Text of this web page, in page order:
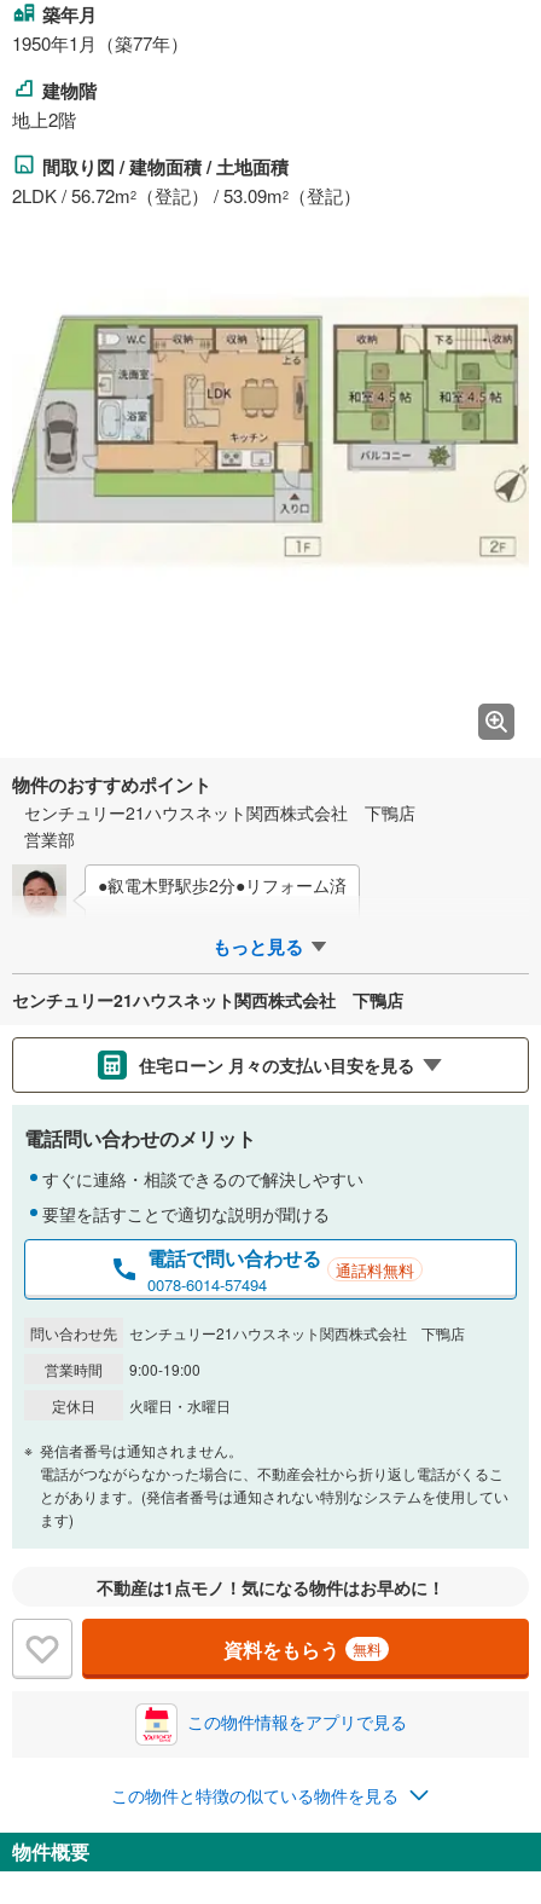
築年月
1950年1月（築77年）
建物階
地上2階
間取り図 / 建物面積 / 土地面積
2LDK / 56.72m2 （登記） / 53.09m2 （登記）
物件のおすすめポイント
センチュリー21ハウスネット関西株式会社 下鴨店
営業部
●叡電木野駅歩2分●リフォーム済
もっと見る
センチュリー21ハウスネット関西株式会社 下鴨店
住宅ローン 月々の支払い目安を見る
支払いの目安をシミュレーションすることができます。
金利
0.01%
一般的には最長35年まで借り入れ可能です。多くの金融機関
閉じる
頭金
0万円 1,500万円
自己資金から住宅購入にかけられる金額を入力してくださ
閉じる
ボーナス
万円
0円
ナス時の増額分（1回分）を入力してください。
閉じる
月々の返済額
電話問い合わせのメリット
すぐに連絡・相談できるので解決しやすい
要望を話すことで適切な説明が聞ける
電話で問い合わせる
0078-6014-57494
通話料無料
問い合わせ先
センチュリー21ハウスネット関西株式会社 下鴨店
営業時間
9:00-19:00
定休日
火曜日・水曜日
発信者番号は通知されません。
電話がつながらなかった場合に、不動産会社から折り返し電話がくるこ
とがあります。(発信者番号は通知されない特別なシステムを使用してい
ます)
不動産は1点モノ！気になる物件はお早めに！
資料をもらう 無料
この物件情報をアプリで見る
この物件と特徴の似ている物件を見る
物件概要